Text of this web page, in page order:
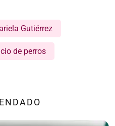
Gutiérrez
de perros